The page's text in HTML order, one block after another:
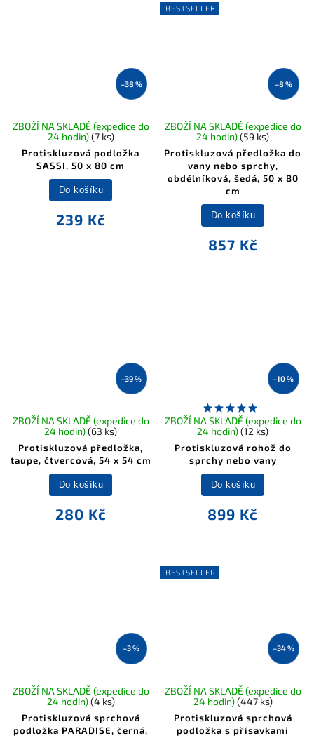
–38 %
Protiskluzová podložka
SASSI, 50 x 80 cm
ZBOŽÍ NA SKLADĚ (expedice do
24 hodin)(7 ks)
239 Kč
Do košíku
BESTSELLER
–8 %
Protiskluzová předložka do
vany nebo sprchy,
obdélníková, šedá, 50 x 80
cm
ZBOŽÍ NA SKLADĚ (expedice do
24 hodin)(59 ks)
857 Kč
Do košíku
–39 %
Protiskluzová předložka,
taupe, čtvercová, 54 x 54 cm
ZBOŽÍ NA SKLADĚ (expedice do
24 hodin)(63 ks)
280 Kč
Do košíku
–10 %
Protiskluzová rohož do
sprchy nebo vany
ZBOŽÍ NA SKLADĚ (expedice do
24 hodin)(12 ks)
899 Kč
Do košíku
–3 %
Protiskluzová sprchová
podložka PARADISE, černá,
ZBOŽÍ NA SKLADĚ (expedice do
24 hodin)(4 ks)
BESTSELLER
–34 %
Protiskluzová sprchová
podložka s přísavkami
ZBOŽÍ NA SKLADĚ (expedice do
24 hodin)(447 ks)